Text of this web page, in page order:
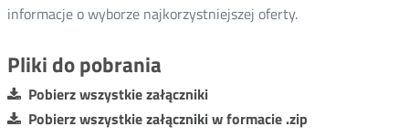
informacje o wyborze najkorzystniejszej oferty.
Pliki do pobrania
Pobierz wszystkie załączniki
Pobierz wszystkie załączniki w formacie .zip